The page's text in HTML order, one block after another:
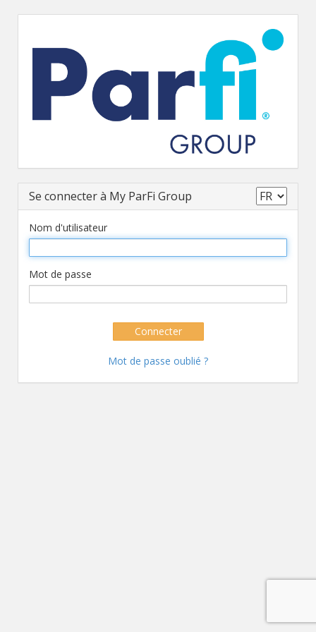
Se connecter à My ParFi Group
Nom d'utilisateur
Mot de passe
Connecter
Mot de passe oublié ?